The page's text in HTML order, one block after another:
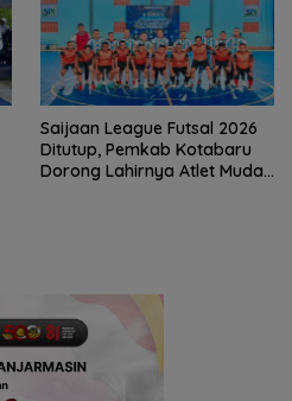
Saijaan League Futsal 2026
Ditutup, Pemkab Kotabaru
Dorong Lahirnya Atlet Muda